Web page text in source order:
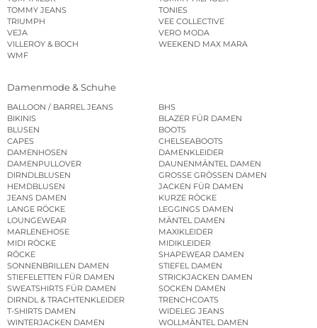
TOMMY JEANS
TONIES
TRIUMPH
VEE COLLECTIVE
VEJA
VERO MODA
VILLEROY & BOCH
WEEKEND MAX MARA
WMF
Damenmode & Schuhe
BALLOON / BARREL JEANS
BHS
BIKINIS
BLAZER FÜR DAMEN
BLUSEN
BOOTS
CAPES
CHELSEABOOTS
DAMENHOSEN
DAMENKLEIDER
DAMENPULLOVER
DAUNENMÄNTEL DAMEN
DIRNDLBLUSEN
GROSSE GRÖSSEN DAMEN
HEMDBLUSEN
JACKEN FÜR DAMEN
JEANS DAMEN
KURZE RÖCKE
LANGE RÖCKE
LEGGINGS DAMEN
LOUNGEWEAR
MÄNTEL DAMEN
MARLENEHOSE
MAXIKLEIDER
MIDI RÖCKE
MIDIKLEIDER
RÖCKE
SHAPEWEAR DAMEN
SONNENBRILLEN DAMEN
STIEFEL DAMEN
STIEFELETTEN FÜR DAMEN
STRICKJACKEN DAMEN
SWEATSHIRTS FÜR DAMEN
SOCKEN DAMEN
DIRNDL & TRACHTENKLEIDER
TRENCHCOATS
T-SHIRTS DAMEN
WIDELEG JEANS
WINTERJACKEN DAMEN
WOLLMÄNTEL DAMEN